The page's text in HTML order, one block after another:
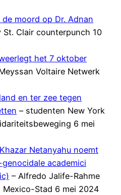
moord op Dr. Adnan
St. Clair counterpunch 10
het 7 oktober
Voltaire Netwerk
en ter zee tegen
– studenten New York
6 mei
Netanyahu noemt
academici
– Alfredo Jalife-Rahme
Mexico-Stad 6 mei 2024